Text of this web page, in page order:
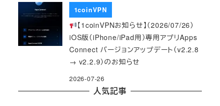
1coinVPN
【1coinVPNお知らせ】（2026/07/26）
iOS版（iPhone/iPad用）専用アプリApps
Connect バージョンアップデート（v2.2.8
→ v2.2.9）のお知らせ
2026-07-26
人気記事